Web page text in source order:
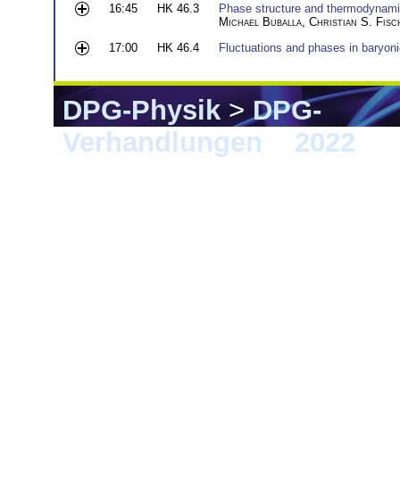
16:45
HK 46.3
Phase structure and
Michael Buballa Christian S.
17:00
HK 46.4 Fluctuations and phases in
DPG-Physik>DPG-
Verhandlungen
2022